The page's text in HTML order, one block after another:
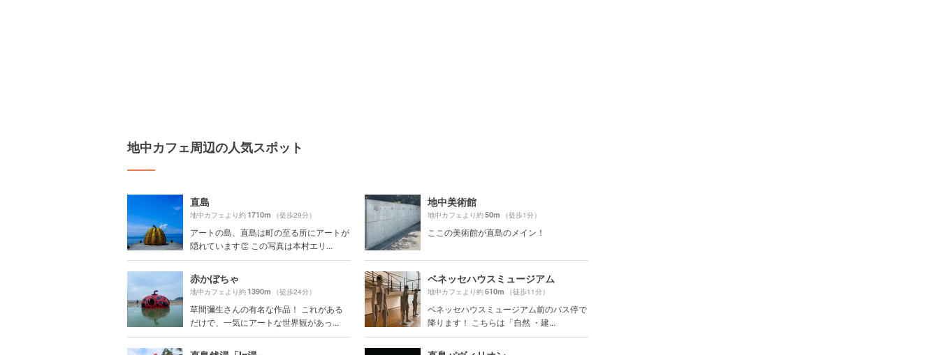
地中カフェ周辺の人気スポット
直島
地中カフェより約1710m （徒歩29分）
アートの島、直島は町の至る所にアートが
隠れています👏 この写真は本村エリ...
地中美術館
地中カフェより約50m （徒歩1分）
ここの美術館が直島のメイン！
赤かぼちゃ
地中カフェより約1390m （徒歩24分）
草間彌生さんの有名な作品！ これがある
だけで、一気にアートな世界観があっ...
ベネッセハウスミュージアム
地中カフェより約610m （徒歩11分）
ベネッセハウスミュージアム前のバス停で
降ります！ こちらは「自然 ・建...